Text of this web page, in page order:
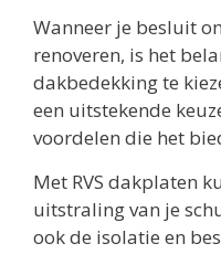
Wanneer je besluit
renoveren, is het
dakbedekking te
een uitstekende
voordelen die het
Met RVS dakplaten
uitstraling van je
ook de isolatie en